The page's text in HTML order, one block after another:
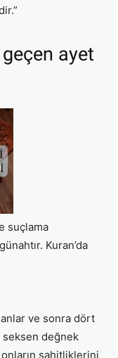
ayet
suçlama
Kuran’da
ve sonra dört
değnek
şahitliklerini